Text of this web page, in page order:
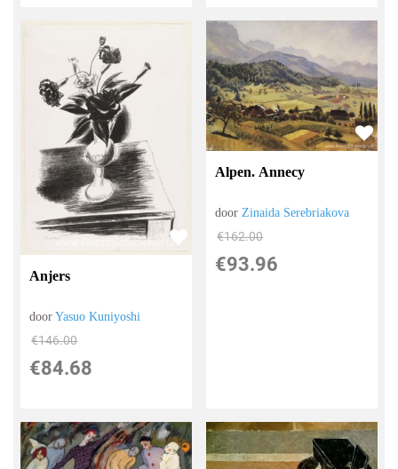
Anjers
doorYasuo Kuniyoshi
€146.00
€84.68
Alpen. Annecy
door Zinaida Serebriakova
€162.00
€93.96